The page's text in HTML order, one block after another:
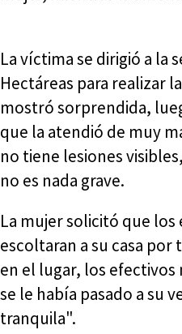
La víctima se dirigió a la
Hectáreas para realizar
mostró sorprendida,
que la atendió de muy
no tiene lesiones
no es nada grave.
La mujer solicitó que los
escoltaran a su casa por
en el lugar, los
se le había pasado a su
tranquila".